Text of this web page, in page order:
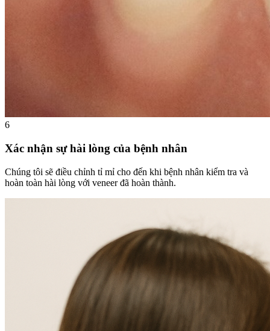
6
Xác nhận sự hài lòng của bệnh nhân
Chúng tôi sẽ điều chỉnh tỉ mỉ cho đến khi bệnh nhân kiểm tra và
hoàn toàn hài lòng với veneer đã hoàn thành.